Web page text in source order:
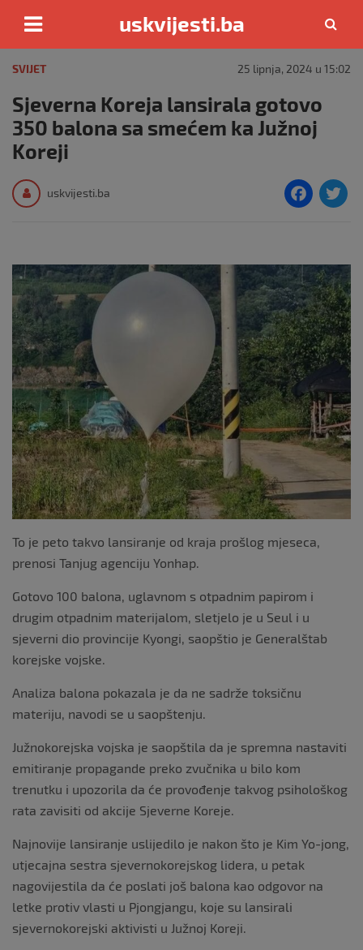
content
uskvijesti.ba
SVIJET 25 lipnja, 2024 u 15:02
Sjeverna Koreja lansirala gotovo
350 balona sa smećem ka Južnoj
Koreji
uskvijesti.ba
F
e
b
o
o
k
To je peto takvo lansiranje od kraja prošlog mjeseca,
prenosi Tanjug agenciju Yonhap.
Gotovo 100 balona, uglavnom s otpadnim papirom i
drugim otpadnim materijalom, sletjelo je u Seul i u
sjeverni dio provincije Kyongi, saopštio je Generalštab
korejske vojske.
Analiza balona pokazala je da ne sadrže toksičnu
materiju, navodi se u saopštenju.
Južnokorejska vojska je saopštila da je spremna nastaviti
emitiranje propagande preko zvučnika u bilo kom
trenutku i upozorila da će provođenje takvog psihološkog
rata zavisiti od akcije Sjeverne Koreje.
Najnovije lansiranje uslijedilo je nakon što je Kim Yo-jong,
utjecajna sestra sjevernokorejskog lidera, u petak
nagovijestila da će poslati još balona kao odgovor na
letke protiv vlasti u Pjongjangu, koje su lansirali
sjevernokorejski aktivisti u Južnoj Koreji.